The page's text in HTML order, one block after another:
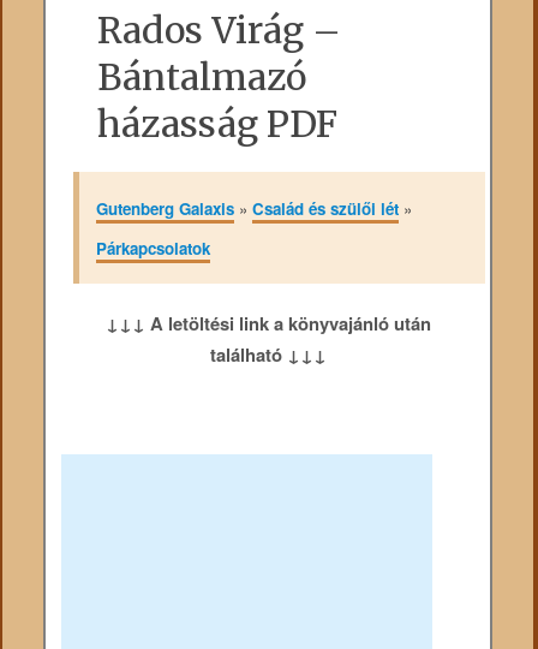
Rados Virág –
Bántalmazó
házasság PDF
Gutenberg Galaxis» Család és szülői lét»
Párkapcsolatok
↓↓↓ A letöltési link a könyvajánló után
található ↓↓↓